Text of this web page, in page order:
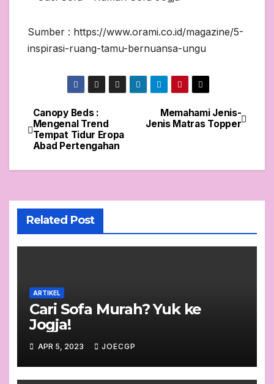
Sumber : https://www.orami.co.id/magazine/5-
inspirasi-ruang-tamu-bernuansa-ungu
Post
navigation
Memahami Jenis-
Jenis Matras Topper
Canopy Beds :
Mengenal Trend
Tempat Tidur Eropa
Abad Pertengahan
Related Post
ARTIKEL
Cari Sofa Murah? Yuk ke
Jogja!
APR 5, 2023 JOECGP